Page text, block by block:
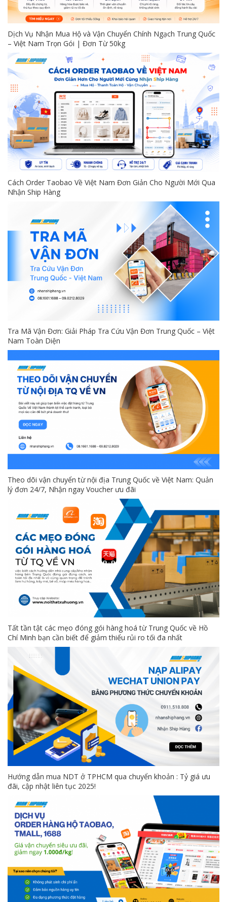
Dịch Vụ Nhận Mua Hộ và Vận Chuyển Chính Ngạch Trung Quốc
– Việt Nam Trọn Gói | Đơn Từ 50kg
Cách Order Taobao Về Việt Nam Đơn Giản Cho Người Mới Qua
Nhận Ship Hàng
Tra Mã Vận Đơn: Giải Pháp Tra Cứu Vận Đơn Trung Quốc – Việt
Nam Toàn Diện
Theo dõi vận chuyển từ nội địa Trung Quốc về Việt Nam: Quản
lý đơn 24/7, Nhận ngay Voucher ưu đãi
Tất tần tật các mẹo đóng gói hàng hoá từ Trung Quốc về Hồ
Chí Minh bạn cần biết để giảm thiểu rủi ro tối đa nhất
Hướng dẫn mua NDT ở TPHCM qua chuyển khoản : Tỷ giá ưu
đãi, cập nhật liên tục 2025!